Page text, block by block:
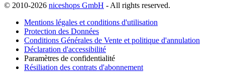
© 2010-2026 niceshops GmbH - All rights reserved.
Mentions légales et conditions d'utilisation
Protection des Données
Conditions Générales de Vente et politique d'annulation
Déclaration d'accessibilité
Paramètres de confidentialité
Résiliation des contrats d'abonnement